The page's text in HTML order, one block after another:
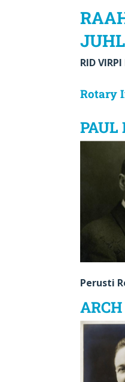
RID
Rotary
PAUL
Perusti